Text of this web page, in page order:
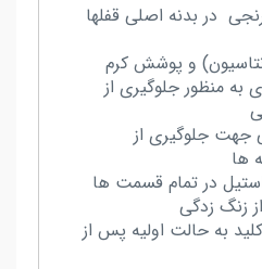
در بدنه اصلی قفلها
و پوشش کرم
به منظور جلوگیری از
جهت جلوگیری از
ها
در تمام قسمت ها
زنگ زدگی
به حالت اولیه پس از